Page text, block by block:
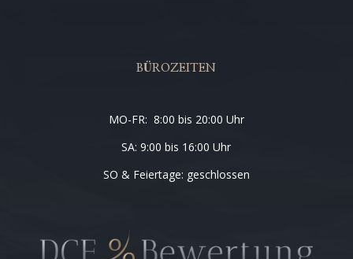
BÜROZEITEN
MO-FR: 8:00 bis 20:00 Uhr
SA: 9:00 bis 16:00 Uhr
SO & Feiertage: geschlossen